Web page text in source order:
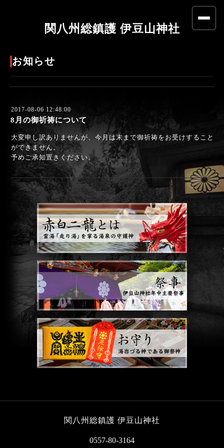
関八州総鎮護 伊豆山神社
お知らせ
2017-08-06 12:48:00
8月の御祈祷について
大変申し訳ありませんが、今月は末まで御祈祷をお受けすること
ができません。
予めご承知置きください。
関八州総鎮護 伊豆山神社
0557-80-3164